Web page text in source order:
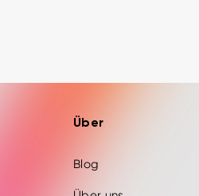
Über
Blog